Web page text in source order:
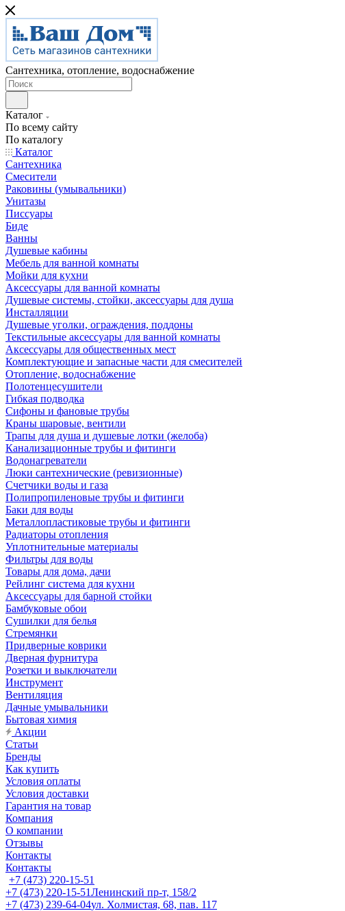
Сантехника, отопление, водоснабжение
Каталог
По всему сайту
По каталогу
Каталог
Сантехника
Смесители
Раковины (умывальники)
Унитазы
Писсуары
Биде
Ванны
Душевые кабины
Мебель для ванной комнаты
Мойки для кухни
Аксессуары для ванной комнаты
Душевые системы, стойки, аксессуары для душа
Инсталляции
Душевые уголки, ограждения, поддоны
Текстильные аксессуары для ванной комнаты
Аксессуары для общественных мест
Комплектующие и запасные части для смесителей
Отопление, водоснабжение
Полотенцесушители
Гибкая подводка
Сифоны и фановые трубы
Краны шаровые, вентили
Трапы для душа и душевые лотки (желоба)
Канализационные трубы и фитинги
Водонагреватели
Люки сантехнические (ревизионные)
Счетчики воды и газа
Полипропиленовые трубы и фитинги
Баки для воды
Металлопластиковые трубы и фитинги
Радиаторы отопления
Уплотнительные материалы
Фильтры для воды
Товары для дома, дачи
Рейлинг система для кухни
Аксессуары для барной стойки
Бамбуковые обои
Сушилки для белья
Стремянки
Придверные коврики
Дверная фурнитура
Розетки и выключатели
Инструмент
Вентиляция
Дачные умывальники
Бытовая химия
Акции
Статьи
Бренды
Как купить
Условия оплаты
Условия доставки
Гарантия на товар
Компания
О компании
Отзывы
Контакты
Контакты
+7 (473) 220-15-51
+7 (473) 220-15-51Ленинский пр-т, 158/2
+7 (473) 239-64-04ул. Холмистая, 68, пав. 117